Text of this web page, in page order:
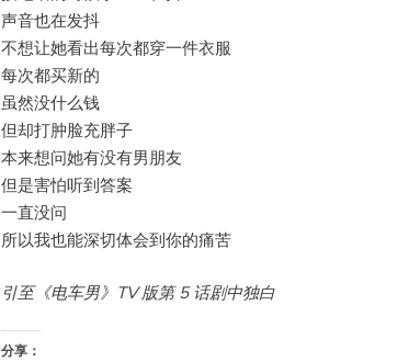
声音也在发抖
不想让她看出每次都穿一件衣服
每次都买新的
虽然没什么钱
但却打肿脸充胖子
本来想问她有没有男朋友
但是害怕听到答案
一直没问
所以我也能深切体会到你的痛苦
引至《电车男》TV 版第 5 话剧中独白
分享：